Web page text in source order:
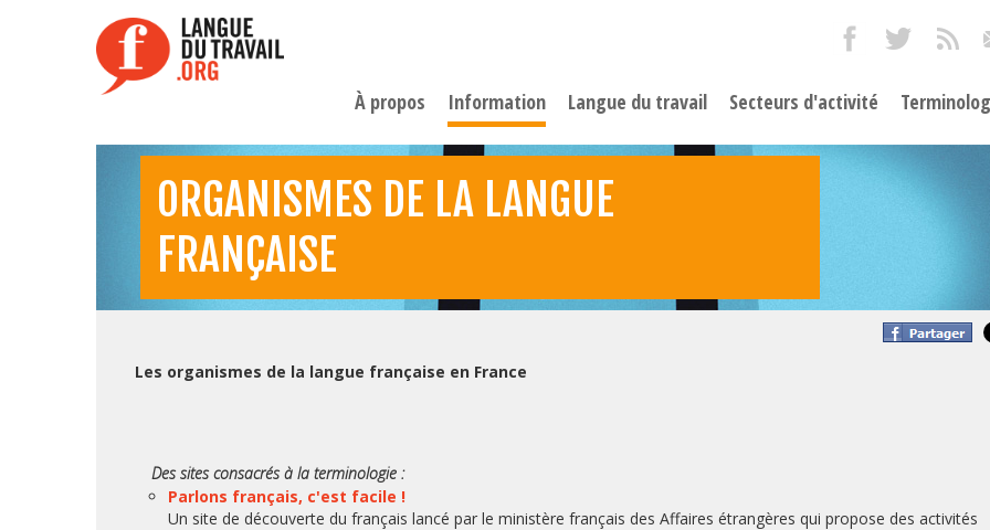
À propos Information Langue du travail Secteurs d'activité
ORGANISMES DE LA LANGUE
FRANÇAISE
Les organismes de la langue française en France
Des sites consacrés à la terminologie :
Parlons français, c'est facile !
Un site de découverte du français lancé par le ministère français des Affaires étrangères qui propose des activités